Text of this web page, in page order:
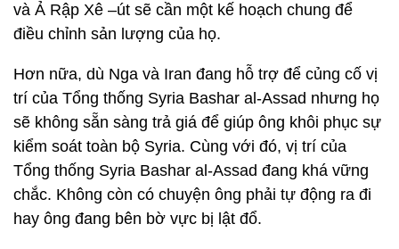
và Ả Rập Xê –út sẽ cần một kế hoạch chung để
điều chỉnh sản lượng của họ.
Hơn nữa, dù Nga và Iran đang hỗ trợ để củng cố vị
trí của Tổng thống Syria Bashar al-Assad nhưng họ
sẽ không sẵn sàng trả giá để giúp ông khôi phục sự
kiểm soát toàn bộ Syria. Cùng với đó, vị trí của
Tổng thống Syria Bashar al-Assad đang khá vững
chắc. Không còn có chuyện ông phải tự động ra đi
hay ông đang bên bờ vực bị lật đổ.